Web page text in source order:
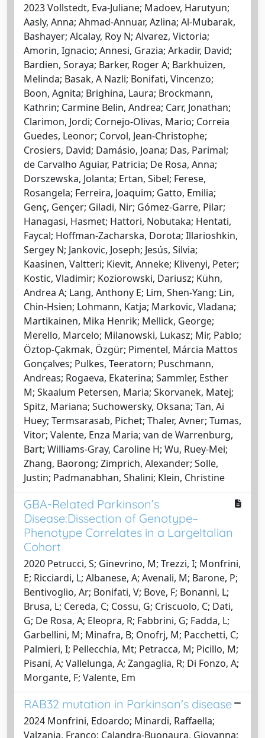
2023 Vollstedt, Eva-Juliane; Madoev, Harutyun;
Aasly, Anna; Ahmad-Annuar, Azlina; Al-Mubarak,
Bashayer; Alcalay, Roy N; Alvarez, Victoria;
Amorin, Ignacio; Annesi, Grazia; Arkadir, David;
Bardien, Soraya; Barker, Roger A; Barkhuizen,
Melinda; Basak, A Nazli; Bonifati, Vincenzo;
Boon, Agnita; Brighina, Laura; Brockmann,
Kathrin; Carmine Belin, Andrea; Carr, Jonathan;
Clarimon, Jordi; Cornejo-Olivas, Mario; Correia
Guedes, Leonor; Corvol, Jean-Christophe;
Crosiers, David; Damásio, Joana; Das, Parimal;
de Carvalho Aguiar, Patricia; De Rosa, Anna;
Dorszewska, Jolanta; Ertan, Sibel; Ferese,
Rosangela; Ferreira, Joaquim; Gatto, Emilia;
Genç, Gençer; Giladi, Nir; Gómez-Garre, Pilar;
Hanagasi, Hasmet; Hattori, Nobutaka; Hentati,
Faycal; Hoffman-Zacharska, Dorota; Illarioshkin,
Sergey N; Jankovic, Joseph; Jesús, Silvia;
Kaasinen, Valtteri; Kievit, Anneke; Klivenyi, Peter;
Kostic, Vladimir; Koziorowski, Dariusz; Kühn,
Andrea A; Lang, Anthony E; Lim, Shen-Yang; Lin,
Chin-Hsien; Lohmann, Katja; Markovic, Vladana;
Martikainen, Mika Henrik; Mellick, George;
Merello, Marcelo; Milanowski, Lukasz; Mir, Pablo;
Öztop-Çakmak, Özgür; Pimentel, Márcia Mattos
Gonçalves; Pulkes, Teeratorn; Puschmann,
Andreas; Rogaeva, Ekaterina; Sammler, Esther
M; Skaalum Petersen, Maria; Skorvanek, Matej;
Spitz, Mariana; Suchowersky, Oksana; Tan, Ai
Huey; Termsarasab, Pichet; Thaler, Avner; Tumas,
Vitor; Valente, Enza Maria; van de Warrenburg,
Bart; Williams-Gray, Caroline H; Wu, Ruey-Mei;
Zhang, Baorong; Zimprich, Alexander; Solle,
Justin; Padmanabhan, Shalini; Klein, Christine
GBA-Related Parkinson’s
Disease:Dissection of Genotype–
Phenotype Correlates in a LargeItalian
Cohort
2020 Petrucci, S; Ginevrino, M; Trezzi, I; Monfrini,
E; Ricciardi, L; Albanese, A; Avenali, M; Barone, P;
Bentivoglio, Ar; Bonifati, V; Bove, F; Bonanni, L;
Brusa, L; Cereda, C; Cossu, G; Criscuolo, C; Dati,
G; De Rosa, A; Eleopra, R; Fabbrini, G; Fadda, L;
Garbellini, M; Minafra, B; Onofrj, M; Pacchetti, C;
Palmieri, I; Pellecchia, Mt; Petracca, M; Picillo, M;
Pisani, A; Vallelunga, A; Zangaglia, R; Di Fonzo, A;
Morgante, F; Valente, Em
RAB32 mutation in Parkinson's disease
2024 Monfrini, Edoardo; Minardi, Raffaella;
Valzania, Franco; Calandra-Buonaura, Giovanna;